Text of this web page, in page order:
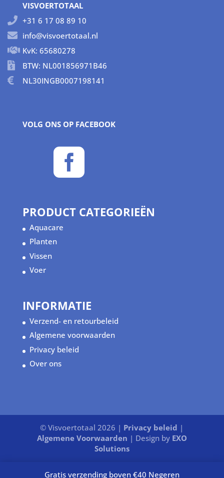
Gratis verzending boven €40 Negeren
VISVOERTOTAAL
+31 6 17 08 89 10
info@visvoertotaal.nl
KvK: 65680278
BTW: NL001856971B46
NL30INGB0007198141
VOLG ONS OP FACEBOOK

PRODUCT CATEGORIEËN
Aquacare
Planten
Vissen
Voer
INFORMATIE
Verzend- en retourbeleid
Algemene voorwaarden
Privacy beleid
Over ons
© Visvoertotaal 2026 | Privacy beleid |
Algemene Voorwaarden | Design by EXO
Solutions